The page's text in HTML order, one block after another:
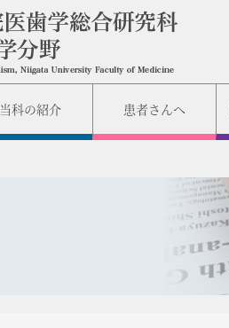
当科の紹介 患者さんへ